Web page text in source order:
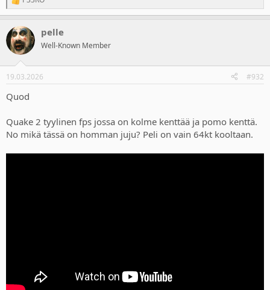
R
e
c
t
i
s
pelle
Well-Known Member
19.03.2026 #932
Quod
Quake 2 tyylinen fps jossa on kolme kenttää ja pomo kenttä.
No mikä tässä on homman juju? Peli on vain 64kt kooltaan.